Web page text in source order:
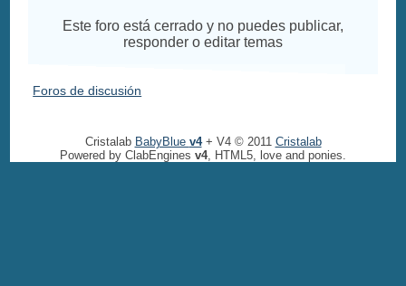
Este foro está cerrado y no puedes publicar,
responder o editar temas
Foros de discusión
Cristalab BabyBlue v4+ V4 © 2011 Cristalab
Powered by ClabEngines v4, HTML5, love and ponies.